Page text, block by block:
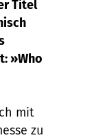
Titel
»Who
mit
zu